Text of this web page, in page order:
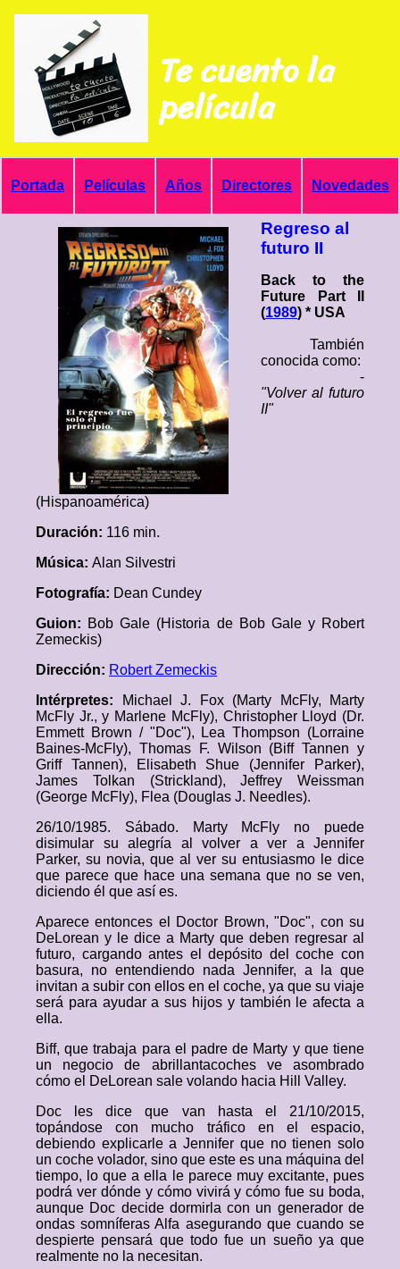
Te cuento la
película
Portada Películas Años Directores Novedades
Regreso al
futuro II
Back to the
Future Part II
(1989) * USA
También
conocida como:
-
"Volver al futuro
II"
(Hispanoamérica)
Duración: 116 min.
Música: Alan Silvestri
Fotografía: Dean Cundey
Guion: Bob Gale (Historia de Bob Gale y Robert
Zemeckis)
Dirección: Robert Zemeckis
Intérpretes:
Michael J. Fox (Marty McFly, Marty
McFly Jr., y Marlene McFly), Christopher Lloyd (Dr.
Emmett Brown / "Doc"), Lea Thompson (Lorraine
Baines-McFly), Thomas F. Wilson (Biff Tannen y
Griff Tannen), Elisabeth Shue (Jennifer Parker),
James Tolkan (Strickland), Jeffrey Weissman
(George McFly), Flea (Douglas J. Needles).
26/10/1985. Sábado. Marty McFly no puede
disimular su alegría al volver a ver a Jennifer
Parker, su novia, que al ver su entusiasmo le dice
que parece que hace una semana que no se ven,
diciendo él que así es.
Aparece entonces el Doctor Brown, "Doc", con su
DeLorean y le dice a Marty que deben regresar al
futuro, cargando antes el depósito del coche con
basura, no entendiendo nada Jennifer, a la que
invitan a subir con ellos en el coche, ya que su viaje
será para ayudar a sus hijos y también le afecta a
ella.
Biff, que trabaja para el padre de Marty y que tiene
un negocio de abrillantacoches ve asombrado
cómo el DeLorean sale volando hacia Hill Valley.
Doc les dice que van hasta el 21/10/2015,
topándose con mucho tráfico en el espacio,
debiendo explicarle a Jennifer que no tienen solo
un coche volador, sino que este es una máquina del
tiempo, lo que a ella le parece muy excitante, pues
podrá ver dónde y cómo vivirá y cómo fue su boda,
aunque Doc decide dormirla con un generador de
ondas somníferas Alfa asegurando que cuando se
despierte pensará que todo fue un sueño ya que
realmente no la necesitan.